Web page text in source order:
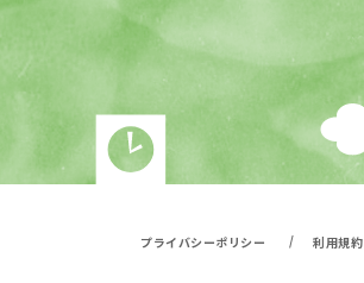
プライバシーポリシー / 利用規約